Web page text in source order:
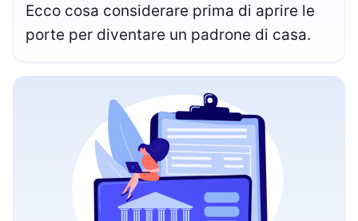
Ecco cosa considerare prima di aprire le
porte per diventare un padrone di casa.